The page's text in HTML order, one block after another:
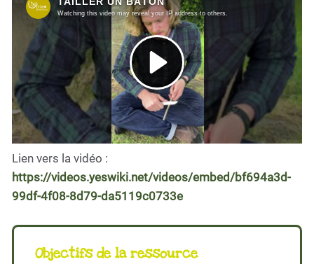
Lien vers la vidéo :
https://videos.yeswiki.net/videos/embed/bf694a3d-
99df-4f08-8d79-da5119c0733e
Objectifs de la ressource